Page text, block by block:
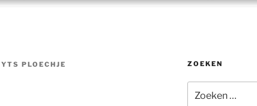
PLOECHJE ZOEKEN
naar: